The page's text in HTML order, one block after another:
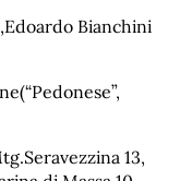
Bianchini
13,